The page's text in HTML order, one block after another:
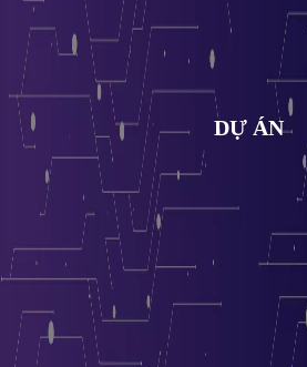
DỰ ÁN